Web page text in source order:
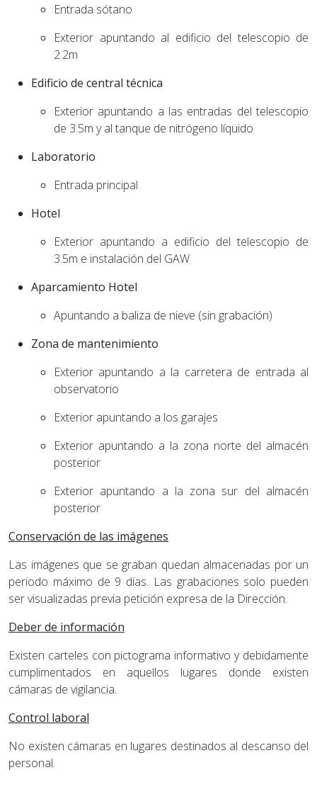
Entrada sótano
Exterior apuntando al edificio del telescopio de
2.2m
Edificio de central técnica
Exterior apuntando a las entradas del telescopio
de 3.5m y al tanque de nitrógeno líquido
Laboratorio
Entrada principal
Hotel
Exterior apuntando a edificio del telescopio de
3.5m e instalación del GAW
Aparcamiento Hotel
Apuntando a baliza de nieve (sin grabación)
Zona de mantenimiento
Exterior apuntando a la carretera de entrada al
observatorio
Exterior apuntando a los garajes
Exterior apuntando a la zona norte del almacén
posterior
Exterior apuntando a la zona sur del almacén
posterior
Conservación de las imágenes
Las imágenes que se graban quedan almacenadas por un
periodo máximo de 9 días. Las grabaciones solo pueden
ser visualizadas previa petición expresa de la Dirección.
Deber de información
Existen carteles con pictograma informativo y debidamente
cumplimentados en aquellos lugares donde existen
cámaras de vigilancia.
Control laboral
No existen cámaras en lugares destinados al descanso del
personal.